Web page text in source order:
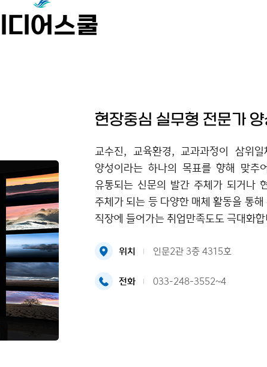
디어스쿨
현장중심 실무형 전문가
교수진, 교육환경, 교과과정이 삼위
양성이라는 하나의 목표를 향해 맞추
유통되는 신문의 발간 주체가 되거나
주체가 되는 등 다양한 매체 활동을 통
직장에 들어가는 취업만족도도 극대화
위치 인문2관 3층 4315호
전화 033-248-3552~4